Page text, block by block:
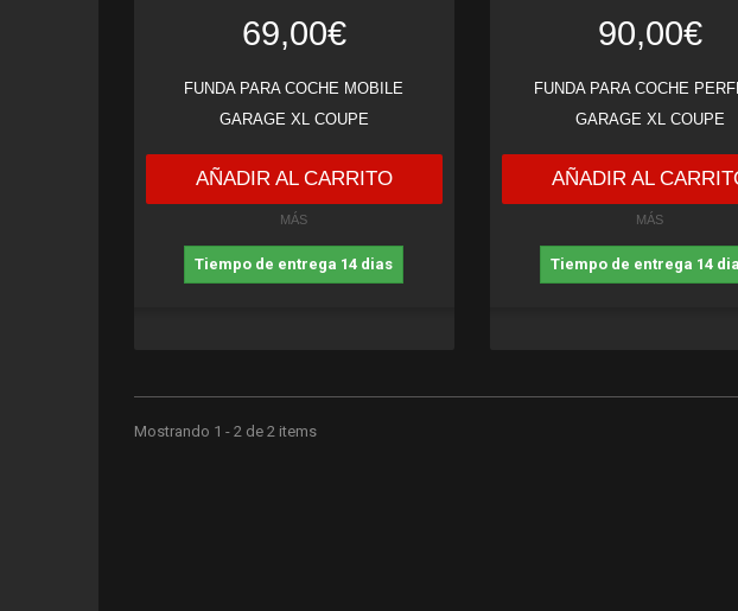
69,00€
FUNDA PARA COCHE MOBILE
GARAGE XL COUPE
AÑADIR AL CARRITO
MÁS
Tiempo de entrega 14 dias
90,00€
FUNDA PARA COCHE
GARAGE XL COUPE
AÑADIR AL
MÁS
Tiempo de entrega 14
Mostrando 1 - 2 de 2 items